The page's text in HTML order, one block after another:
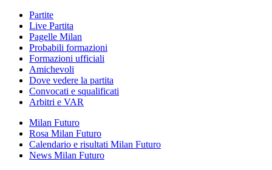
Partite
Live Partita
Pagelle Milan
Probabili formazioni
Formazioni ufficiali
Amichevoli
Dove vedere la partita
Convocati e squalificati
Arbitri e VAR
Milan Futuro
Rosa Milan Futuro
Calendario e risultati Milan Futuro
News Milan Futuro